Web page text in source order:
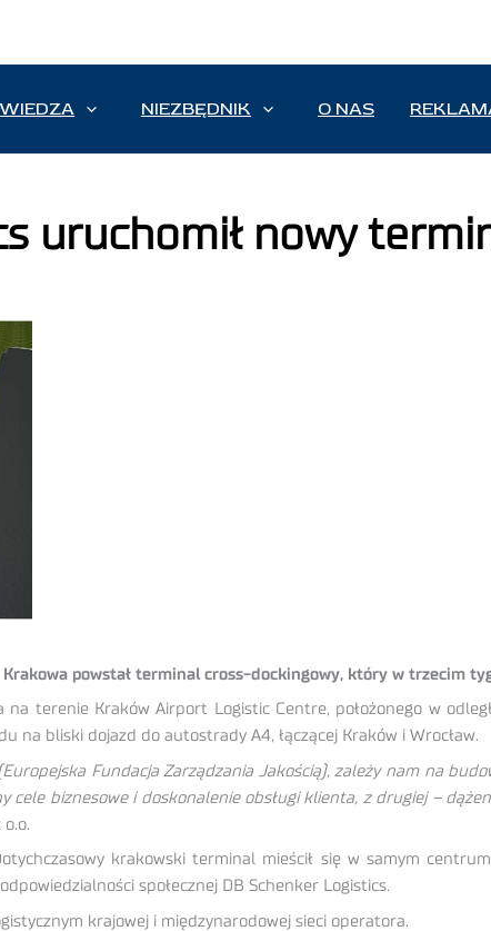
WIEDZA NIEZBĘDNIK O NAS
uruchomił nowy
powstał terminal cross-dockingowy, który w trzecim
terenie Kraków Airport Logistic Centre, położonego w
na bliski dojazd do autostrady A4, łączącej Kraków i Wrocław.
Fundacja Zarządzania Jakością), zależy nam na
cele biznesowe i doskonalenie obsługi klienta, z drugiej –
krakowski terminal mieścił się w samym
społecznej DB Schenker Logistics.
krajowej i międzynarodowej sieci operatora.